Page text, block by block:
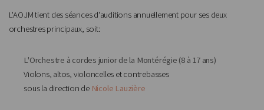
L'AOJM tient des séances d'auditions annuellement pour ses deux
orchestres principaux, soit:
L'Orchestre à cordes junior de la Montérégie (8 à 17 ans)
Violons, altos, violoncelles et contrebasses
sous la direction de Nicole Lauzière